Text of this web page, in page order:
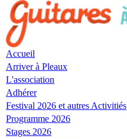
Skip
to
navigation
Skip
to
content
Accueil
Arriver à Pleaux
L'association
Adhérer
Festival 2026 et autres Activitiés
Programme 2026
Stages 2026